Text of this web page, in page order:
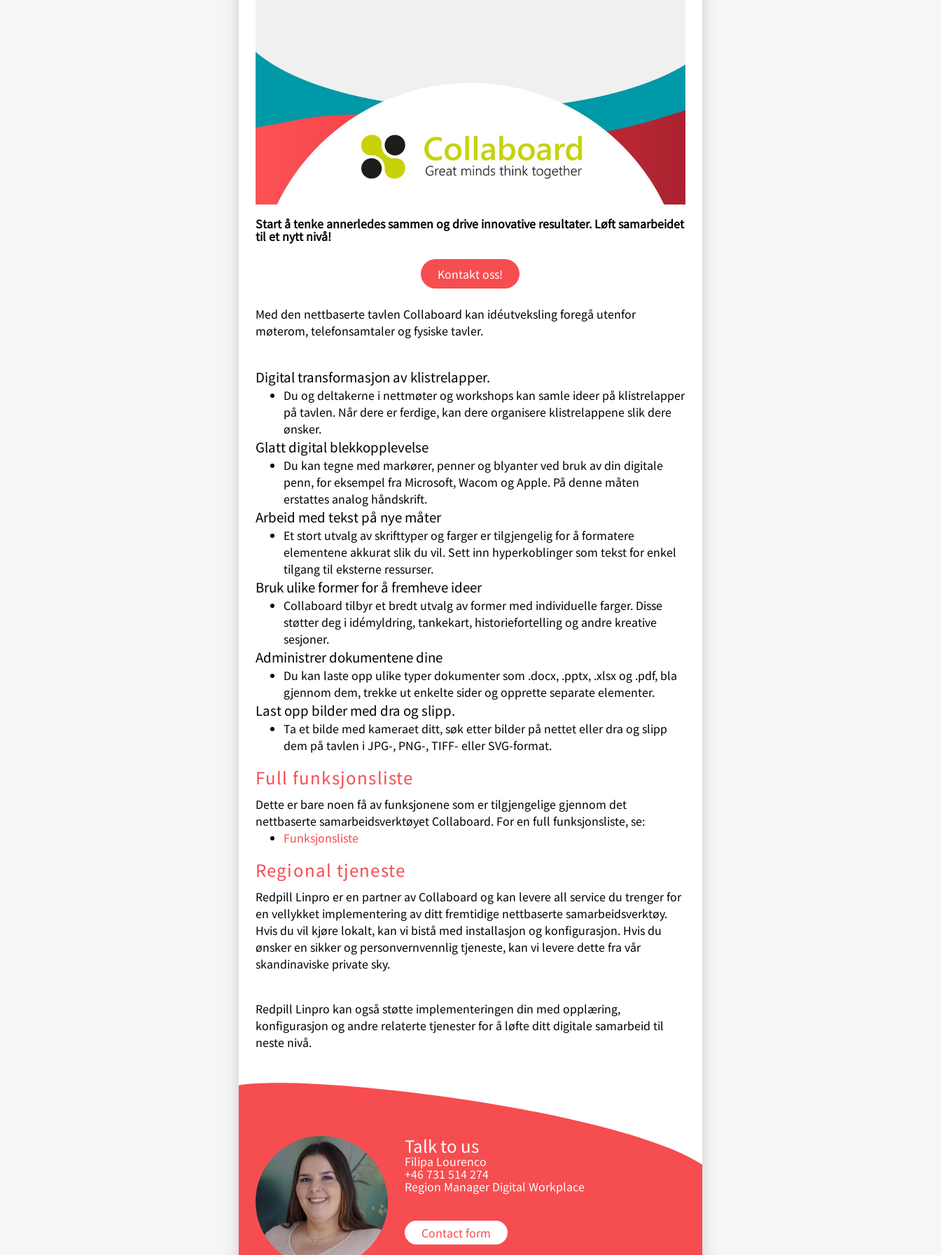
Start å tenke annerledes sammen og drive innovative resultater. Løft samarbeidet
til et nytt nivå!
Kontakt oss!
Med den nettbaserte tavlen Collaboard kan idéutveksling foregå utenfor
møterom, telefonsamtaler og fysiske tavler.
Digital transformasjon av klistrelapper.
Du og deltakerne i nettmøter og workshops kan samle ideer på klistrelapper
på tavlen. Når dere er ferdige, kan dere organisere klistrelappene slik dere
ønsker.
Glatt digital blekkopplevelse
Du kan tegne med markører, penner og blyanter ved bruk av din digitale
penn, for eksempel fra Microsoft, Wacom og Apple. På denne måten
erstattes analog håndskrift.
Arbeid med tekst på nye måter
Et stort utvalg av skrifttyper og farger er tilgjengelig for å formatere
elementene akkurat slik du vil. Sett inn hyperkoblinger som tekst for enkel
tilgang til eksterne ressurser.
Bruk ulike former for å fremheve ideer
Collaboard tilbyr et bredt utvalg av former med individuelle farger. Disse
støtter deg i idémyldring, tankekart, historiefortelling og andre kreative
sesjoner.
Administrer dokumentene dine
Du kan laste opp ulike typer dokumenter som .docx, .pptx, .xlsx og .pdf, bla
gjennom dem, trekke ut enkelte sider og opprette separate elementer.
Last opp bilder med dra og slipp.
Ta et bilde med kameraet ditt, søk etter bilder på nettet eller dra og slipp
dem på tavlen i JPG-, PNG-, TIFF- eller SVG-format.
Full funksjonsliste
Dette er bare noen få av funksjonene som er tilgjengelige gjennom det
nettbaserte samarbeidsverktøyet Collaboard. For en full funksjonsliste, se:
Funksjonsliste
Regional tjeneste
Redpill Linpro er en partner av Collaboard og kan levere all service du trenger for
en vellykket implementering av ditt fremtidige nettbaserte samarbeidsverktøy.
Hvis du vil kjøre lokalt, kan vi bistå med installasjon og konfigurasjon. Hvis du
ønsker en sikker og personvernvennlig tjeneste, kan vi levere dette fra vår
skandinaviske private sky.
Redpill Linpro kan også støtte implementeringen din med opplæring,
konfigurasjon og andre relaterte tjenester for å løfte ditt digitale samarbeid til
neste nivå.
Talk to us
Filipa Lourenco
+46 731 514 274
Region Manager Digital Workplace
Contact form